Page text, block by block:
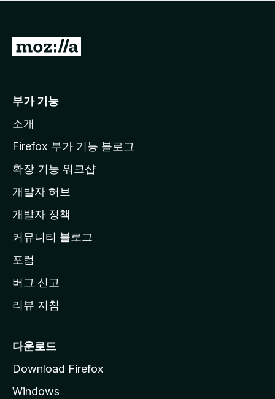
점
습
니
M
l
a
페
이
지
이
동
부가 기능
소개
Firefox 부가 기능 블로그
확장 기능 워크샵
개발자 허브
개발자 정책
커뮤니티 블로그
포럼
버그 신고
리뷰 지침
다운로드
Download Firefox
Windows